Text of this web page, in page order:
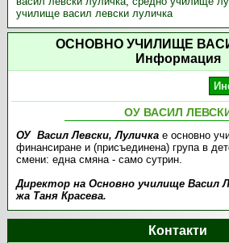
училище васил левски луличка
ОСНОВНО УЧИЛИЩЕ
Информация
ОУ ВАСИЛ
ОУ Васил Левски, Луличка е основно
финансиране и (присъединена) група в
смени: една смяна - само сутрин.
Директор на Основно училище Васил
жа Таня Красева.
Контакти